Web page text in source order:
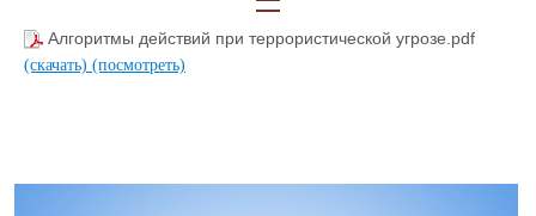
(посмотреть)
Алгоритмы действий при террористической угрозе.pdf
(скачать) (посмотреть)